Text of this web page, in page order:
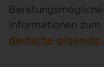
Informationen zum
deutsche-